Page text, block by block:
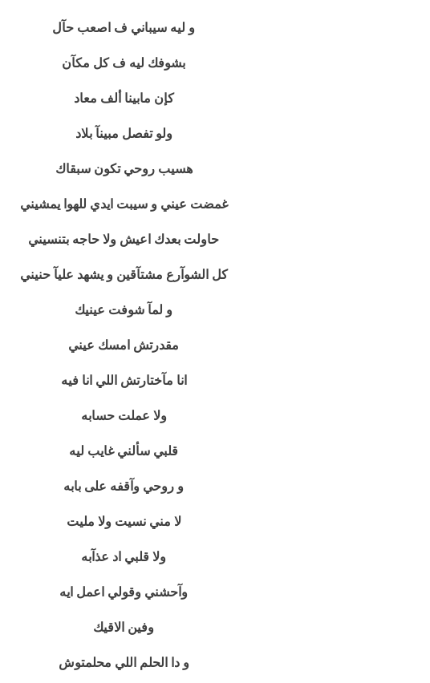
و ليه سيباني ف اصعب حآل
بشوفك ليه ف كل مكآن
كإن مابينا ألف معاد
ولو تفصل مبينآ بلاد
هسيب روحي تكون سبقاك
غمضت عيني و سيبت ايدي للهوا يمشيني
حاولت بعدك اعيش ولا حاجه بتنسيني
كل الشوآرع مشتآقين و يشهد عليآ حنيني
و لمآ شوفت عينيك
مقدرتش امسك عيني
انا مآختارتش اللي انا فيه
ولا عملت حسابه
قلبي سألني غايب ليه
و روحي وآقفه على بابه
لا مني نسيت ولا مليت
ولا قلبي اد عذآبه
وآحشني وقولي اعمل ايه
وفين الاقيك
و دا الحلم اللي محلمتوش